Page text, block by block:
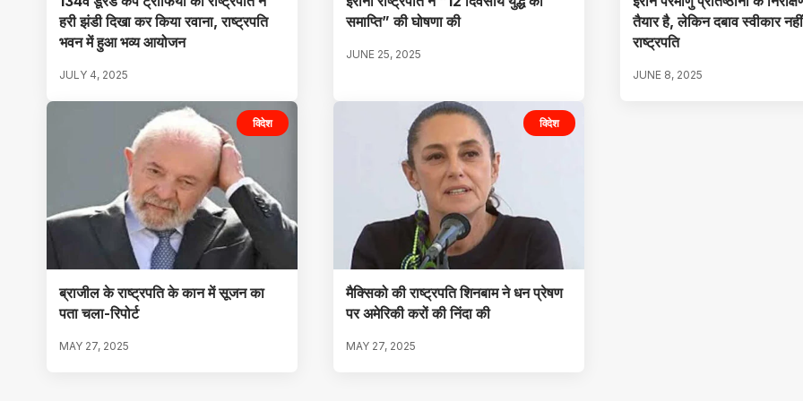
हरी झंडी दिखा कर किया रवाना, राष्ट्रपति
भवन में हुआ भव्य आयोजन
JULY 4, 2025
समाप्ति” की घोषणा की
JUNE 25, 2025
तैयार है, लेकिन दबाव स्वीकार
राष्ट्रपति
JUNE 8, 2025
विदेश
ब्राजील के राष्ट्रपति के कान में सूजन का
पता चला-रिपोर्ट
MAY 27, 2025
विदेश
मैक्सिको की राष्ट्रपति शिनबाम ने धन प्रेषण
पर अमेरिकी करों की निंदा की
MAY 27, 2025